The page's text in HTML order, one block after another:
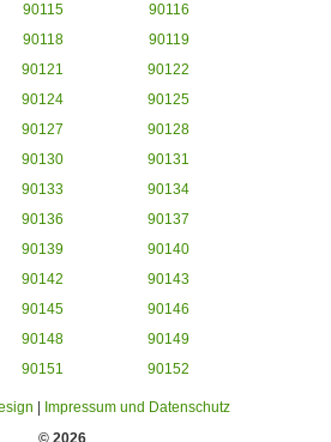
90115
90116
90118
90119
90121
90122
90124
90125
90127
90128
90130
90131
90133
90134
90136
90137
90139
90140
90142
90143
90145
90146
90148
90149
90151 90152
Impressum und Datenschutz